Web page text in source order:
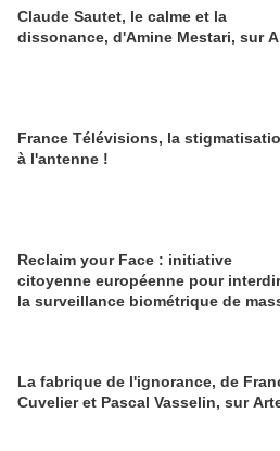
Claude Sautet, le calme et la
dissonance, d'Amine Mestari, sur
France Télévisions, la
à l'antenne !
Reclaim your Face : initiative
citoyenne européenne pour
la surveillance biométrique de
La fabrique de l'ignorance, de
Cuvelier et Pascal Vasselin, sur